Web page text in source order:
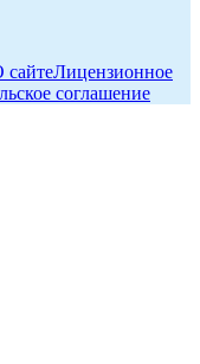
сайтеЛицензионное
соглашение